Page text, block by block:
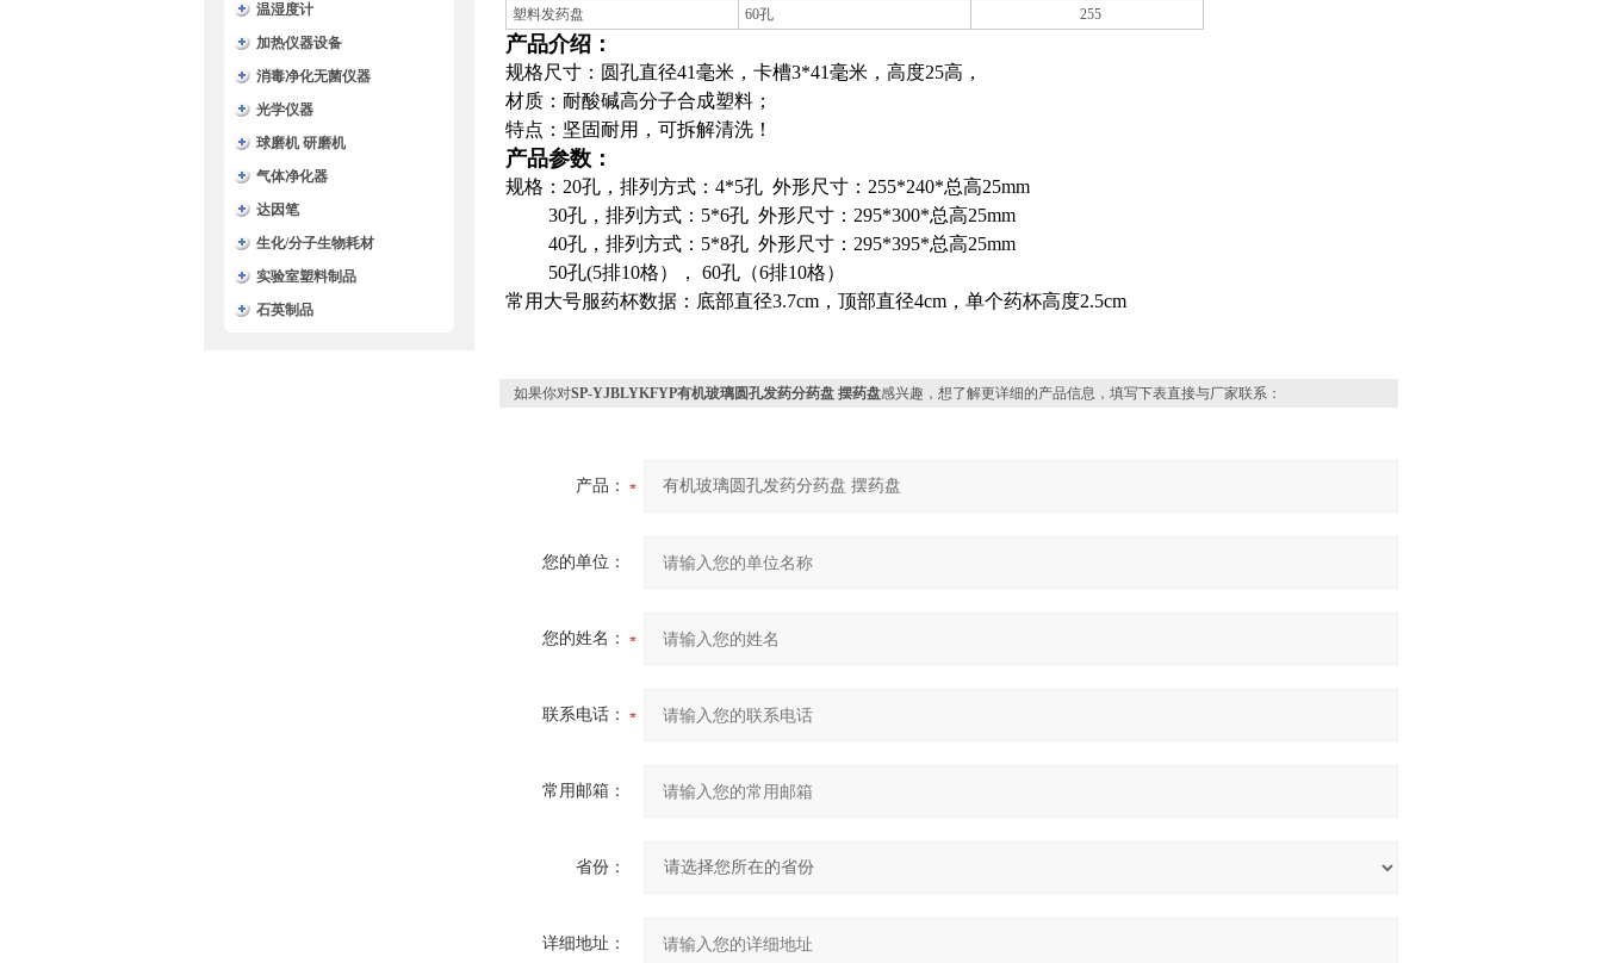
温湿度计
加热仪器设备
消毒净化无菌仪器
光学仪器
球磨机 研磨机
气体净化器
达因笔
生化/分子生物耗材
实验室塑料制品
石英制品
塑料发药盘
60孔 255
产品介绍：
规格尺寸：圆孔直径41毫米，卡槽3*41毫米，高度25高，
材质：耐酸碱高分子合成塑料；
特点：坚固耐用，可拆解清洗！
产品参数：
规格：20孔，排列方式：4*5孔 外形尺寸：255*240*总高25mm
30孔，排列方式：5*6孔 外形尺寸：295*300*总高25mm
40孔，排列方式：5*8孔 外形尺寸：295*395*总高25mm
50孔(5排10格）， 60孔（6排10格）
常用大号服药杯数据：底部直径3.7cm，顶部直径4cm，单个药杯高度2.5cm
如果你对SP-YJBLYKFYP有机玻璃圆孔发药分药盘 摆药盘感兴趣，想了解更详细的产品信息，填写下表直接与厂家联系：
产品：
您的单位：
您的姓名：
联系电话：
常用邮箱：
省份：
详细地址：